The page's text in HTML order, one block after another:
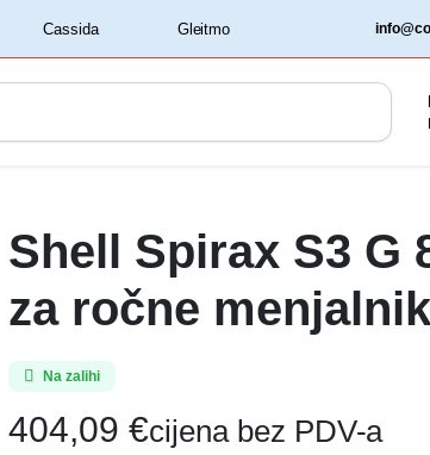
‏‏‎ ‎Cassida‏‏‎ ‎
Shell Spirax S3 G
za ročne
Na zalihi
404,09 €cijena bez PDV-a